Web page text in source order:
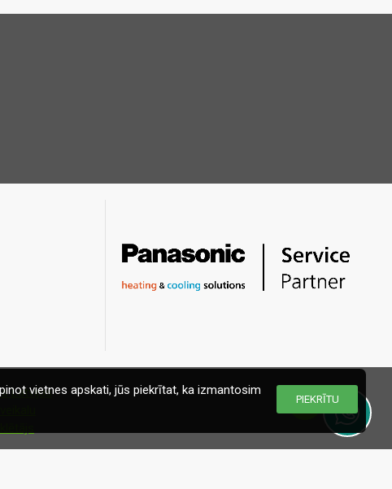
PIEKRĪTU
vietnes apskati, jūs piekrītat, ka izmantosim